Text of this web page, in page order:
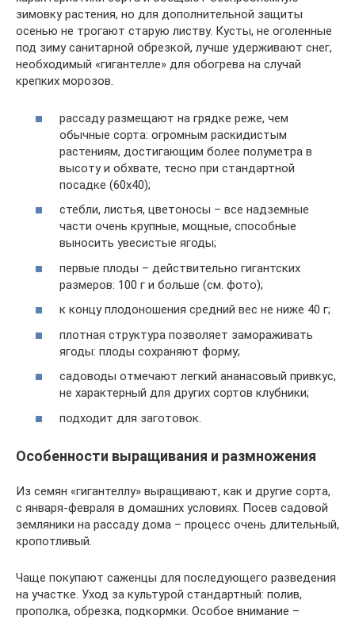
зимовку растения, но для дополнительной защиты
осенью не трогают старую листву. Кусты, не оголенные
под зиму санитарной обрезкой, лучше удерживают снег,
необходимый «гигантелле» для обогрева на случай
крепких морозов.
рассаду размещают на грядке реже, чем
обычные сорта: огромным раскидистым
растениям, достигающим более полуметра в
высоту и обхвате, тесно при стандартной
посадке (60х40);
стебли, листья, цветоносы – все надземные
части очень крупные, мощные, способные
выносить увесистые ягоды;
первые плоды – действительно гигантских
размеров: 100 г и больше (см. фото);
к концу плодоношения средний вес не ниже 40 г;
плотная структура позволяет замораживать
ягоды: плоды сохраняют форму;
садоводы отмечают легкий ананасовый привкус,
не характерный для других сортов клубники;
подходит для заготовок.
Особенности выращивания и размножения
Из семян «гигантеллу» выращивают, как и другие сорта,
с января-февраля в домашних условиях. Посев садовой
земляники на рассаду дома – процесс очень длительный,
кропотливый.
Чаще покупают саженцы для последующего разведения
на участке. Уход за культурой стандартный: полив,
прополка, обрезка, подкормки. Особое внимание –